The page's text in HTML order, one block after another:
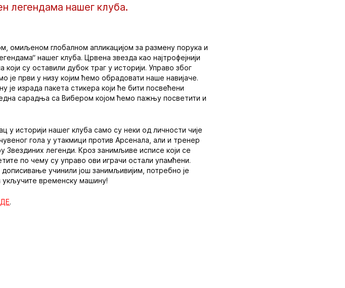
легендама нашег клуба.
омиљеном глобалном апликацијом за размену порука и
нашег клуба. Црвена звезда као најтрофејнији
су оставили дубок траг у историји. Управо због
је први у низу којим ћемо обрадовати наше навијаче.
је израда пакета стикера који ће бити посвећени
сарадња са Вибером којом ћемо пажњу посветити и
у историји нашег клуба само су неки од личности чије
гола у утакмици против Арсенала, али и тренер
Звездиних легенди. Кроз занимљиве исписе који се
по чему су управо ови играчи остали упамћени.
учинили још занимљивијим, потребно је
укључите временску машину!
.